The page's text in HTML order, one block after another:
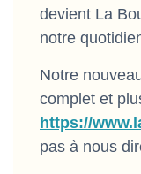
devient La
notre
Notre
complet et
https://
pas à nous